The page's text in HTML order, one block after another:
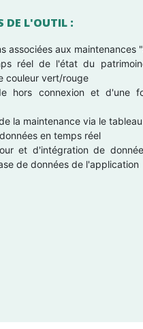
DE L'OUTIL :
associées aux maintenances
réel de l'état du
couleur vert/rouge
hors connexion et d'une
la maintenance via le
en temps réel
et d'intégration de
de données de l'application